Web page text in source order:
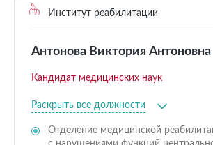
Институт реабилитации
Антонова Виктория Антоновна
Кандидат медицинских наук
Раскрыть все должности
Отделение медицинской